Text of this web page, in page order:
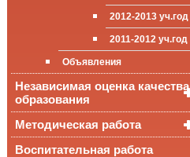
обучающихся
Стипендии и виды
поддержки обучающихся
Международное
сотрудничество
Организация питания в
образовательной
организации
2012-2013 уч.год
2011-2012 уч.год
Объявления
Независимая оценка качества
образования
Независимая оценка
качества подготовки
обучающихся
Методическая работа
Уроки, мероприятия
Воспитательная работа